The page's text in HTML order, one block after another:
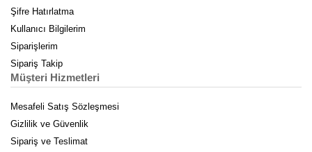
Şifre Hatırlatma
Kullanıcı Bilgilerim
Siparişlerim
Sipariş Takip
Müşteri Hizmetleri
Mesafeli Satış Sözleşmesi
Gizlilik ve Güvenlik
Sipariş ve Teslimat